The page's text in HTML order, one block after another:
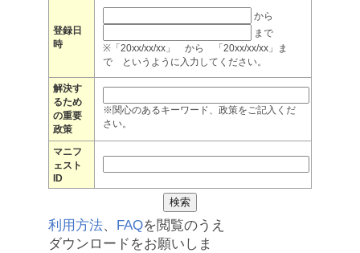
登録日
時
から
まで
※「20xx/xx/xx」 から 「20xx/xx/xx」ま
で というように入力してください。
解決す
るため
の重要
政策
※関心のあるキーワード、政策をご記入くだ
さい。
マニフ
ェスト
ID
利用方法、 FAQを閲覧のうえ
ダウンロードをお願いしま